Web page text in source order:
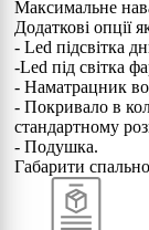
Максимальне
Додаткові опції
- Led підсвітка
-Led під світка
- Наматрацник
- Покривало в
стандартному
- Подушка.
Габарити